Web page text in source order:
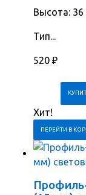
Высота:
Тип...
520 ₽
Хит!
ПЕРЕЙТИ В